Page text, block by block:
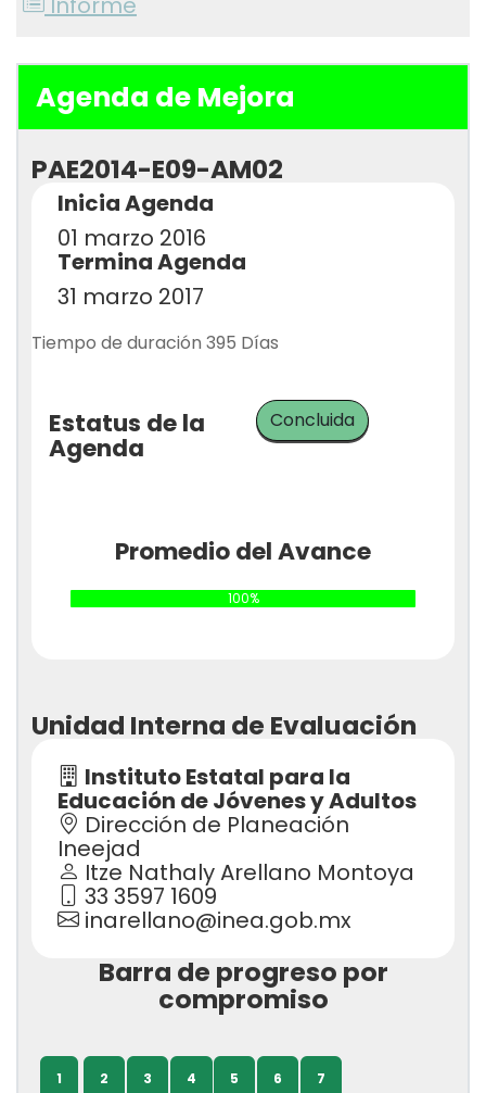
Agenda de Mejora
PAE2014-E09-AM02
Inicia Agenda
01 marzo 2016
Termina Agenda
31 marzo 2017
Tiempo de duración 395 Días
Estatus de la
Agenda
Concluida
Promedio del Avance
100%
Unidad Interna de Evaluación
Instituto Estatal para la
Educación de Jóvenes y Adultos
Dirección de Planeación
Ineejad
Itze Nathaly Arellano Montoya
33 3597 1609
inarellano@inea.gob.mx
Barra de progreso por
compromiso
1 2 3 4 5 6 7